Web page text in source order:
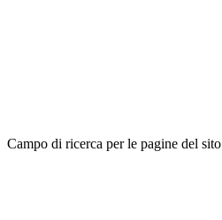
Campo di ricerca per le pagine del sito